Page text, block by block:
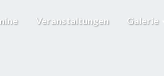
Veranstaltungen Galerie